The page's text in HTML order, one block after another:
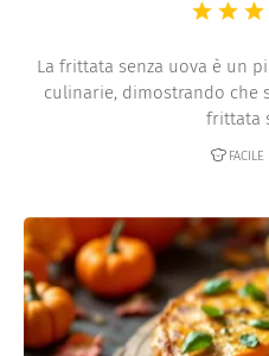
La frittata senza uova è un
culinarie, dimostrando che
frittata
FACILE